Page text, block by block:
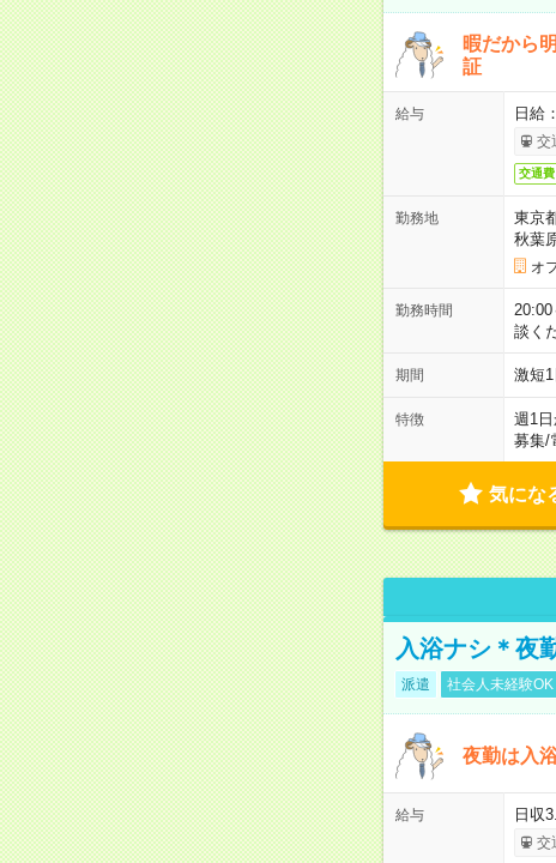
暇だから
証
給与 日給
交
交通費
勤務地
東京
秋葉
オ
勤務時間
談く
期間 激短
特徴 週1
募集/
気にな
入浴ナシ＊夜
派遣 社会人未経験OK
夜勤は入
給与 日収
交